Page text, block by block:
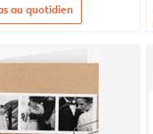
au quotidien